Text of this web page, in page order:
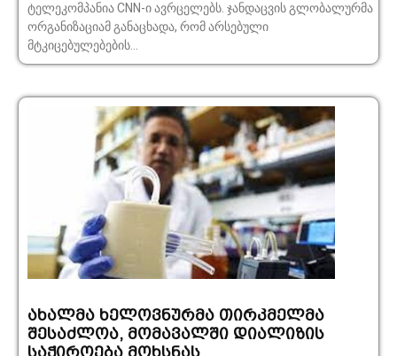
ტელეკომპანია CNN-ი ავრცელებს. ჯანდაცვის გლობალურმა
ორგანიზაციამ განაცხადა, რომ არსებული
მტკიცებულებების...
ახალმა ხელოვნურმა თირკმელმა
შესაძლოა, მომავალში დიალიზის
საჭიროება მოხსნას